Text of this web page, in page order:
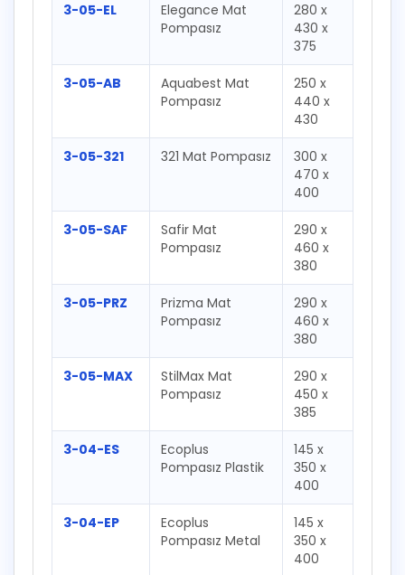
3-05-EL
Elegance Mat
Pompasız
280 x
430 x
375
3-05-AB
Aquabest Mat
Pompasız
250 x
440 x
430
3-05-321 321 Mat Pompasız
300 x
470 x
400
3-05-SAF
Safir Mat
Pompasız
290 x
460 x
380
3-05-PRZ
Prizma Mat
Pompasız
290 x
460 x
380
3-05-MAX
StilMax Mat
Pompasız
290 x
450 x
385
3-04-ES
Ecoplus
Pompasız Plastik
145 x
350 x
400
3-04-EP
Ecoplus
Pompasız Metal
145 x
350 x
400